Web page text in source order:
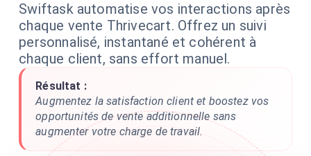
Swiftask automatise vos interactions après
chaque vente Thrivecart. Offrez un suivi
personnalisé, instantané et cohérent à
chaque client, sans effort manuel.
Résultat :
Augmentez la satisfaction client et boostez vos
opportunités de vente additionnelle sans
augmenter votre charge de travail.